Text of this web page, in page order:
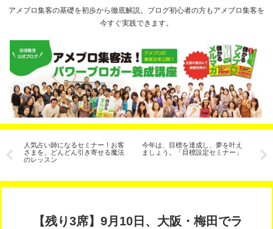
アメブロ集客の基礎を初歩から徹底解説。ブログ初心者の方もアメブロ集客を
今すぐ実践できます。
人気占い師になるセミナー！お客
さまを、どんどん引き寄せる魔法
のレッスン
今年は、目標を達成し、夢を叶え
ましょう。「目標設定セミナー」
月
たへ
【残り3席】9月10日、大阪・梅田でラ